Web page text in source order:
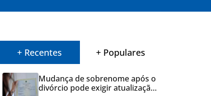
+ Recentes + Populares
Mudança de sobrenome após o
divórcio pode exigir atualização